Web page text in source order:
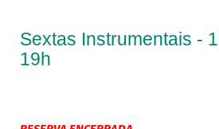
Sextas Instrumentais -
19h